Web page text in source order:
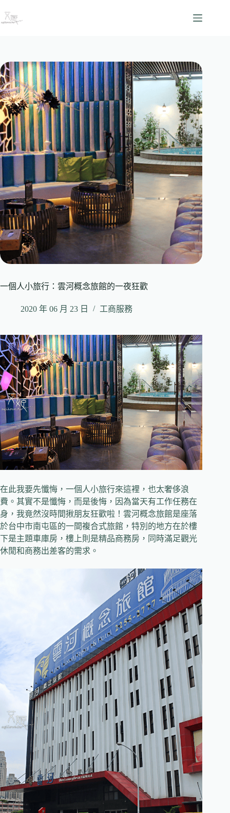
至
容
一個人小旅行：雲河概念旅館的一夜狂歡
2020 年 06 月 23 日 工商服務
在此我要先懺悔，一個人小旅行來這裡，也太奢侈浪
費。其實不是懺悔，而是後悔，因為當天有工作任務在
身，我竟然沒時間揪朋友狂歡啦！雲河概念旅館是座落
於台中市南屯區的一間複合式旅館，特別的地方在於樓
下是主題車庫房，樓上則是精品商務房，同時滿足觀光
休閒和商務出差客的需求。